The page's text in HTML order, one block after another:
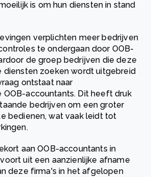
is om hun diensten in stand
verplichten meer bedrijven
te ondergaan door OOB-
de groep bedrijven die deze
diensten zoeken wordt uitgebreid
ontstaat naar
OOB-accountants. Dit heeft druk
bedrijven om een groter
bedienen, wat vaak leidt tot
aan OOB-accountants in
uit een aanzienlijke afname
deze firma's in het afgelopen